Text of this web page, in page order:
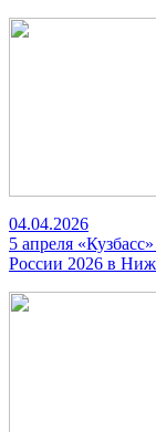
04.04.2026
5 апреля
России 2026 в